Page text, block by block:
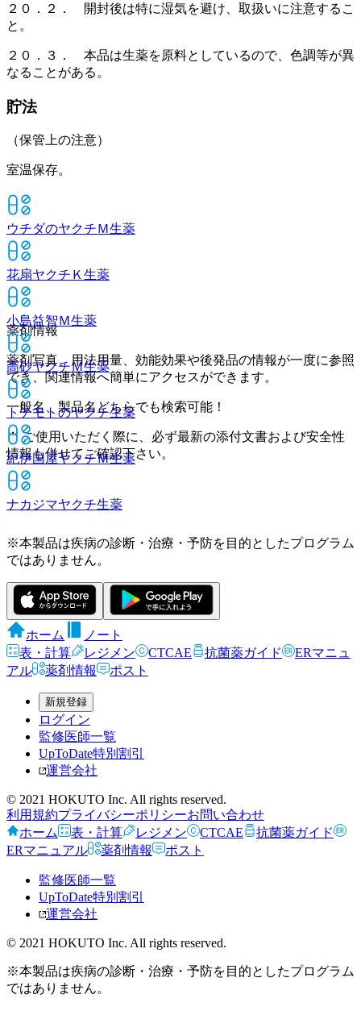
２０．２． 開封後は特に湿気を避け、取扱いに注意するこ
と。
２０．３． 本品は生薬を原料としているので、色調等が異
なることがある。
貯法
（保管上の注意）
室温保存。
ウチダのヤクチＭ生薬
花扇ヤクチＫ 生薬
小島益智Ｍ生薬
高砂ヤクチＭ生薬
トチモトのヤクチ生薬
紀伊国屋ヤクチＭ生薬
ナカジマヤクチ生薬
薬剤情報
薬剤写真、用法用量、効能効果や後発品の情報が一度に参照
でき、関連情報へ簡単にアクセスができます。
一般名、製品名どちらでも検索可能！
※ ご使用いただく際に、必ず最新の添付文書および安全性
情報も併せてご確認下さい。
※本製品は疾病の診断・治療・予防を目的としたプログラム
ではありません。
ホーム
ノート
表・計算
レジメン CTCAE 抗菌薬ガイド
ERマニュ
アル
薬剤情報 ポスト
新規登録
ログイン
監修医師一覧
UpToDate特別割引
運営会社
© 2021 HOKUTO Inc. All rights reserved.
利用規約プライバシーポリシーお問い合わせ
ホーム
表・計算 レジメン CTCAE
抗菌薬ガイド
ERマニュアル
薬剤情報 ポスト
監修医師一覧
UpToDate特別割引
運営会社
© 2021 HOKUTO Inc. All rights reserved.
※本製品は疾病の診断・治療・予防を目的としたプログラム
ではありません。